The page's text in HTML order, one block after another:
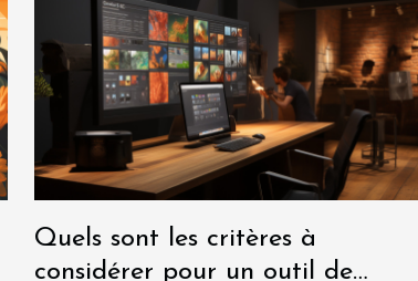
Quels sont les critères à
considérer pour un outil de